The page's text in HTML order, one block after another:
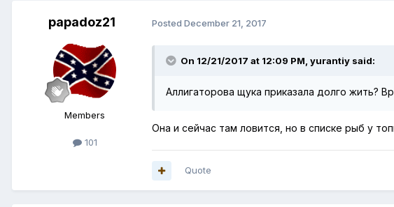
papadoz21
Members
101
Posted December 21, 2017
On 12/21/2017 at 12:09 PM, yurantiy said:
Аллигаторова щука приказала долго жить?
Она и сейчас там ловится, но в списке рыб у
Quote